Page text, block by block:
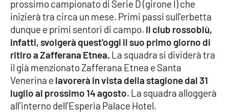
VIDEO
Ambiente
Cronaca
Cultura
prossimo campionato di Serie D (girone I) che
inizierà tra circa un mese. Primi passi sull'erbetta
dunque e primi sentori di campo. Il club rossoblù,
infatti, svolgerà quest'oggi il suo primo giorno di
ritiro a Zafferana Etnea. La squadra si dividerà tra
il già menzionato Zafferana Etnea e Santa
Venerina e lavorerà in vista della stagione dal 31
luglio al prossimo 14 agosto. La squadra alloggerà
all'interno dell'Esperia Palace Hotel.